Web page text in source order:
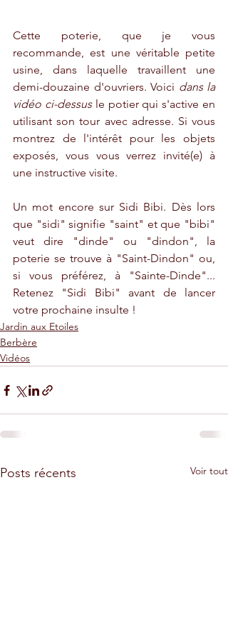
Cette poterie, que je vous
recommande, est une véritable petite
usine, dans laquelle travaillent une
demi-douzaine d'ouvriers. Voici dans la
vidéo ci-dessus le potier qui s'active en
utilisant son tour avec adresse. Si vous
montrez de l'intérêt pour les objets
exposés, vous vous verrez invité(e) à
une instructive visite.
Un mot encore sur Sidi Bibi. Dès lors
que "sidi" signifie "saint" et que "bibi"
veut dire "dinde" ou "dindon", la
poterie se trouve à "Saint-Dindon" ou,
si vous préférez, à "Sainte-Dinde"...
Retenez "Sidi Bibi" avant de lancer
votre prochaine insulte !
Jardin aux Etoiles
Berbère
Vidéos
Posts récents Voir tout